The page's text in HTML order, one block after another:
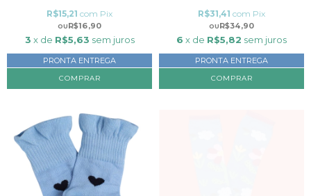
R$16,90
R$15,21 com Pix
3 x de R$5,63 sem juros
PRONTA ENTREGA
R$34,90
R$31,41 com Pix
6 x de R$5,82 sem juros
PRONTA ENTREGA
COMPRAR